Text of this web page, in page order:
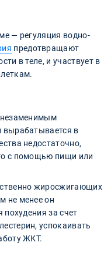
— регуляция водно-
предотвращают
в теле, и участвует в
незаменимым
вырабатывается в
недостаточно,
с помощью пищи или
жиросжигающих
не менее он
похудения за счет
успокаивать
ЖКТ.